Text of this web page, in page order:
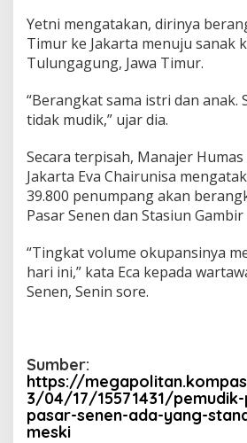
s
e
a
S
i
n
g
m
e
s
i
K
e
r
r
a
n
Yetni mengatakan, dirinya
Timur ke Jakarta menuju sanak
Tulungagung, Jawa Timur.
“Berangkat sama istri dan anak.
tidak mudik,” ujar dia.
Secara terpisah, Manajer Humas
Jakarta Eva Chairunisa
39.800 penumpang akan
Pasar Senen dan Stasiun
“Tingkat volume okupansinya
hari ini,” kata Eca kepada
Senen, Senin sore.
Sumber:
https://
3/04/17/15571431/
pasar-senen-ada-yang-
meski